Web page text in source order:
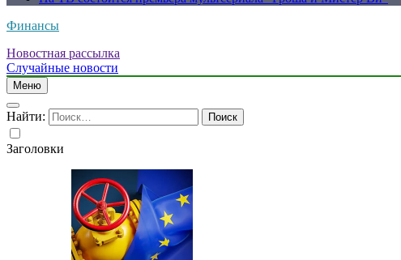
Финансы
Новостная рассылка
Случайные новости
Меню
Найти:
Заголовки